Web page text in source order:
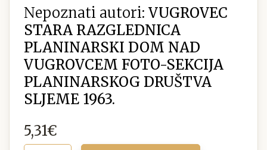
Nepoznati autori: VUGROVEC
STARA RAZGLEDNICA
PLANINARSKI DOM NAD
VUGROVCEM FOTO-SEKCIJA
PLANINARSKOG DRUŠTVA
SLJEME 1963.
5,31€